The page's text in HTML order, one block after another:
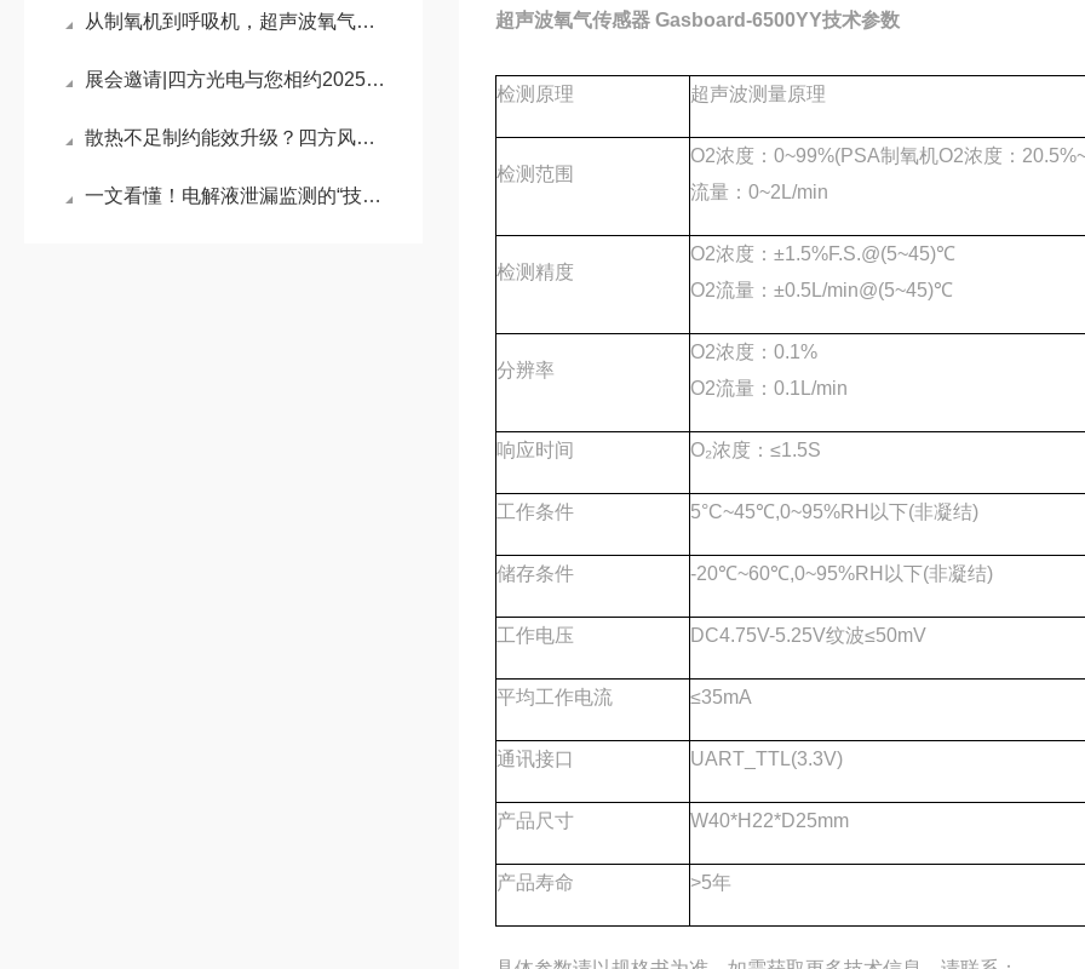
从制氧机到呼吸机，超声波氧气传感器的“选型密码”是什么？
展会邀请|四方光电与您相约2025中国制冷展，共探制冷行业新趋势
散热不足制约能效升级？四方风信充电桩散热风扇助力合规落地
一文看懂！电解液泄漏监测的“技术擂台”
超声波氧气传感器 Gasboard-6500YY技术参数
检测原理 超声波测量原理
检测范围
O2浓度： 0~99%(PSA制氧机O2浓度：
流量： 0~2L/min
检测精度
O2浓度： ±1.5%F.S.@(5~45)℃
O2流量： ±0.5L/min@(5~45)℃
分辨率
O2浓度： 0.1%
O2流量： 0.1L/min
响应时间 O₂浓度： ≤1.5S
工作条件 5°C~45℃,0~95%RH 以下(非凝结)
储存条件 -20℃~60℃,0~95%RH 以下(非凝结)
工作电压 DC4.75V-5.25V纹波≤50mV
平均工作电流 ≤35mA
通讯接口 UART_TTL(3.3V)
产品尺寸 W40*H22*D25mm
产品寿命 >5年